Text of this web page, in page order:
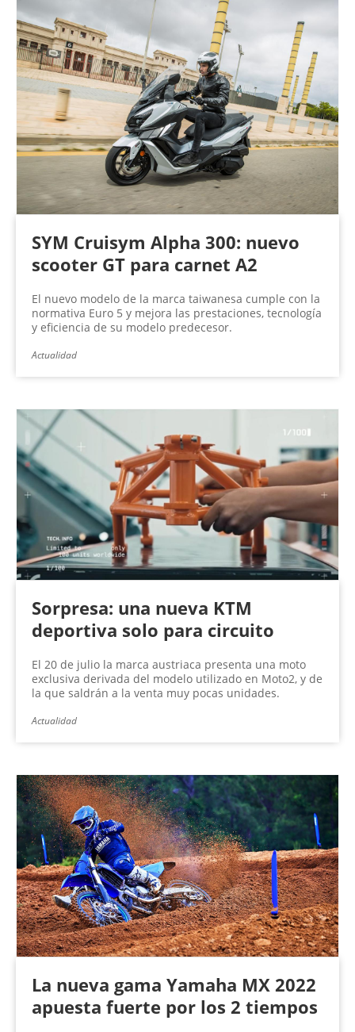
SYM Cruisym Alpha 300: nuevo
scooter GT para carnet A2
El nuevo modelo de la marca taiwanesa cumple con la
normativa Euro 5 y mejora las prestaciones, tecnología
y eficiencia de su modelo predecesor.
Actualidad
Sorpresa: una nueva KTM
deportiva solo para circuito
El 20 de julio la marca austriaca presenta una moto
exclusiva derivada del modelo utilizado en Moto2, y de
la que saldrán a la venta muy pocas unidades.
Actualidad
La nueva gama Yamaha MX 2022
apuesta fuerte por los 2 tiempos